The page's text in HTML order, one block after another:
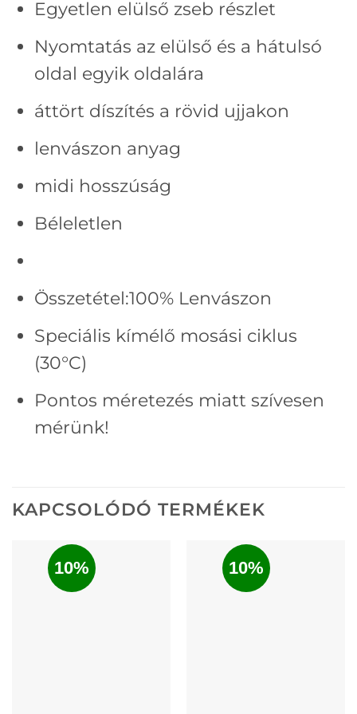
Egyetlen elülső zseb részlet
Nyomtatás az elülső és a hátulsó
oldal egyik oldalára
áttört díszítés a rövid ujjakon
lenvászon anyag
midi hosszúság
Béleletlen
Összetétel:100% Lenvászon
Speciális kímélő mosási ciklus
(30°C)
Pontos méretezés miatt szívesen
mérünk!
KAPCSOLÓDÓ TERMÉKEK
10% 10%